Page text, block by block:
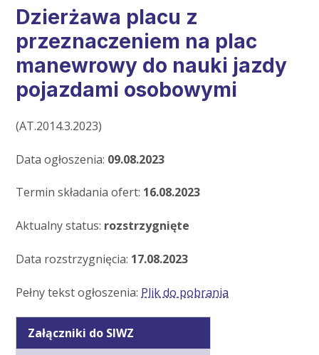
Dzierżawa placu z
przeznaczeniem na plac
manewrowy do nauki jazdy
pojazdami osobowymi
(AT.2014.3.2023)
Data ogłoszenia: 09.08.2023
Termin składania ofert: 16.08.2023
Aktualny status: rozstrzygnięte
Data rozstrzygnięcia: 17.08.2023
Pełny tekst ogłoszenia: Plik do pobrania
Załączniki do SIWZ